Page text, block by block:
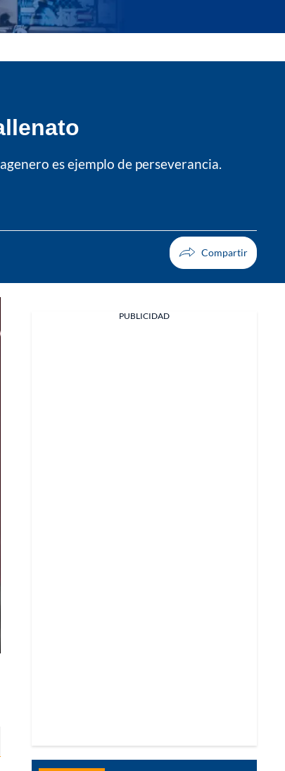
es ejemplo de perseverancia.
PUBLICIDAD